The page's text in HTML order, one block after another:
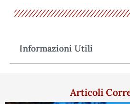
Informazioni Utili
Articoli